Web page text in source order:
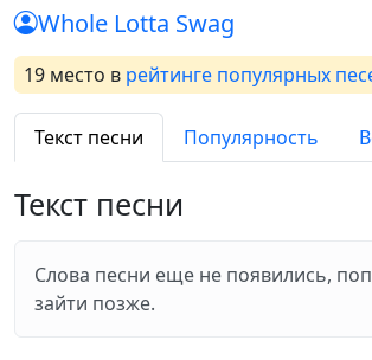
Whole Lotta Swag
19 место в рейтинге популярных
Текст песни Популярность
Текст песни
Слова песни еще не появились,
зайти позже.